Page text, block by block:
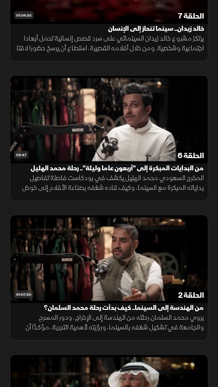
01:04:35 الحلقة 7
خالد زيدان.. سينما تنحاز إلى الإنسان
يرتكز مشروع خالد زيدان السينمائي على سرد قصص إنسانية تحمل أبعادا
اجتماعية وشخصية. ومن خلال أفلامه القصيرة، استطاع أن يرسخ حضورا لافتا
56:47 الحلقة 6
من البدايات المبكرة إلى "أربعون عاما وليلة".. رحلة محمد الهليل
المخرج السعودي محمد الهليل يكشف في بودكاست فاصلة تفاصيل
بداياته المبكرة مع السينما، وكيف قاده شغفه بصناعة الأفلام إلى خوض
01:07:30 الحلقة 2
من الهندسة إلى السينما.. كيف بدأت رحلة محمد السلمان؟
يروي محمد السلمان رحلته من الهندسة إلى الإخراج، ودور المسرح
والجامعة في تشكيل شغفه بالسينما، ورؤيته لأهمية التجربة، مؤكدًا أن